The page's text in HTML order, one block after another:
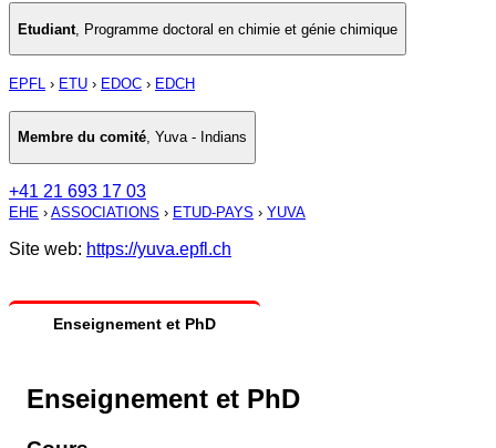
Etudiant Programme doctoral en chimie et génie chimique
EPFL › ETU › EDOC › EDCH
Membre du comité, Yuva - Indians
+41 21 693 17 03
EHE › ASSOCIATIONS › ETUD-PAYS › YUVA
Site web: https://yuva.epfl.ch
Enseignement et PhD
Enseignement et PhD